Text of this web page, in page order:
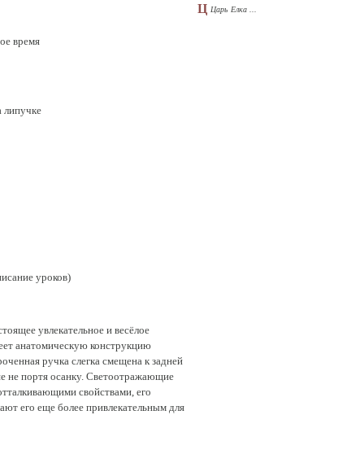
время
липучке
уроков)
увлекательное и весёлое
анатомическую конструкцию
ручка слегка смещена к задней
не портя осанку. Светоотражающие
свойствами, его
его еще более привлекательным для
Ц Царь Елка ...